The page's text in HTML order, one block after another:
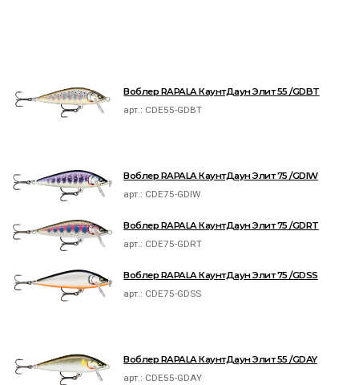
Воблер RAPALA КаунтДаун Элит 55 /GDBT
арт.: CDE55-GDBT
Воблер RAPALA КаунтДаун Элит 75 /GDIW
арт.: CDE75-GDIW
Воблер RAPALA КаунтДаун Элит 75 /GDRT
арт.: CDE75-GDRT
Воблер RAPALA КаунтДаун Элит 75 /GDSS
арт.: CDE75-GDSS
Воблер RAPALA КаунтДаун Элит 55 /GDAY
арт.: CDE55-GDAY